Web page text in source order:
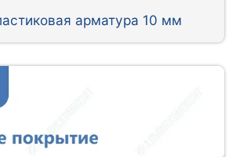
арматура 10 мм